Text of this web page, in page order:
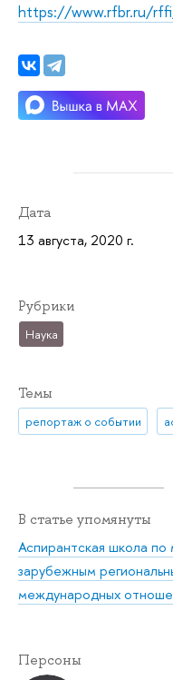
https://www.rfbr.ru/
Дата
13 августа, 2020 г.
Рубрики
Наука
Темы
репортаж о событии
В статье упомянуты
Аспирантская школа
зарубежным
международных
Персоны